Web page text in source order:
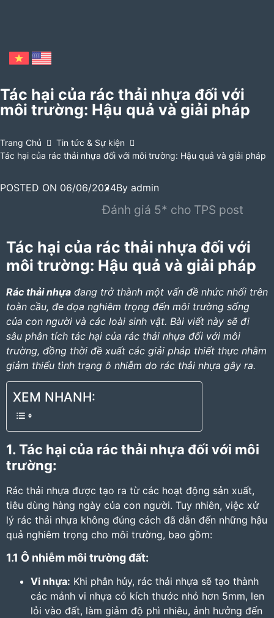
Tác hại của rác thải nhựa đối với
môi trường: Hậu quả và giải pháp
Trang Chủ
Tin tức & Sự kiện
Tác hại của rác thải nhựa đối với môi trường: Hậu quả và giải pháp
POSTED ON 06/06/2024By admin
Đánh giá 5* cho TPS post
Tác hại của rác thải nhựa đối với
môi trường: Hậu quả và giải pháp
Rác thải nhựa đang trở thành một vấn đề nhức nhối trên
toàn cầu, đe dọa nghiêm trọng đến môi trường sống
của con người và các loài sinh vật. Bài viết này sẽ đi
sâu phân tích tác hại của rác thải nhựa đối với môi
trường, đồng thời đề xuất các giải pháp thiết thực nhằm
giảm thiểu tình trạng ô nhiễm do rác thải nhựa gây ra.
XEM NHANH:
1. Tác hại của rác thải nhựa đối với môi
trường:
Rác thải nhựa được tạo ra từ các hoạt động sản xuất,
tiêu dùng hàng ngày của con người. Tuy nhiên, việc xử
lý rác thải nhựa không đúng cách đã dẫn đến những hậu
quả nghiêm trọng cho môi trường, bao gồm:
1.1 Ô nhiễm môi trường đất:
Vi nhựa: Khi phân hủy, rác thải nhựa sẽ tạo thành
các mảnh vi nhựa có kích thước nhỏ hơn 5mm, len
lỏi vào đất, làm giảm độ phì nhiêu, ảnh hưởng đến